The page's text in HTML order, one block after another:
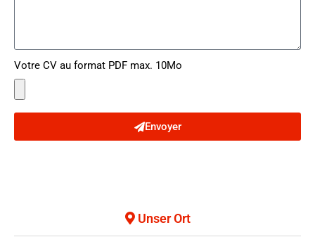
Votre CV au format PDF max. 10Mo
Envoyer
Unser Ort